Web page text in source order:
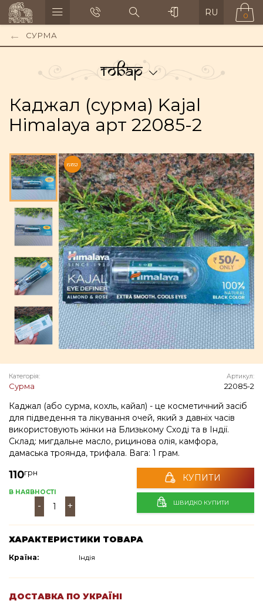
RU 0
СУРМА
Товар
Каджал (сурма) Kajal
Himalaya арт 22085-2
NEW
Категорія:
Сурма
Артикул:
22085-2
Каджал (або сурма, кохль, кайал) - це косметичний засіб
для підведення та лікування очей, який з давніх часів
використовують жінки на Близькому Сході та в Індії.
Склад: мигдальне масло, рицинова олія, камфора,
дамаська троянда, трифала. Вага: 1 грам.
110грн
В НАЯВНОСТІ
- +
КУПИТИ
ШВИДКО КУПИТИ
ХАРАКТЕРИСТИКИ ТОВАРА
Країна: Індія
ДОСТАВКА ПО УКРАЇНІ